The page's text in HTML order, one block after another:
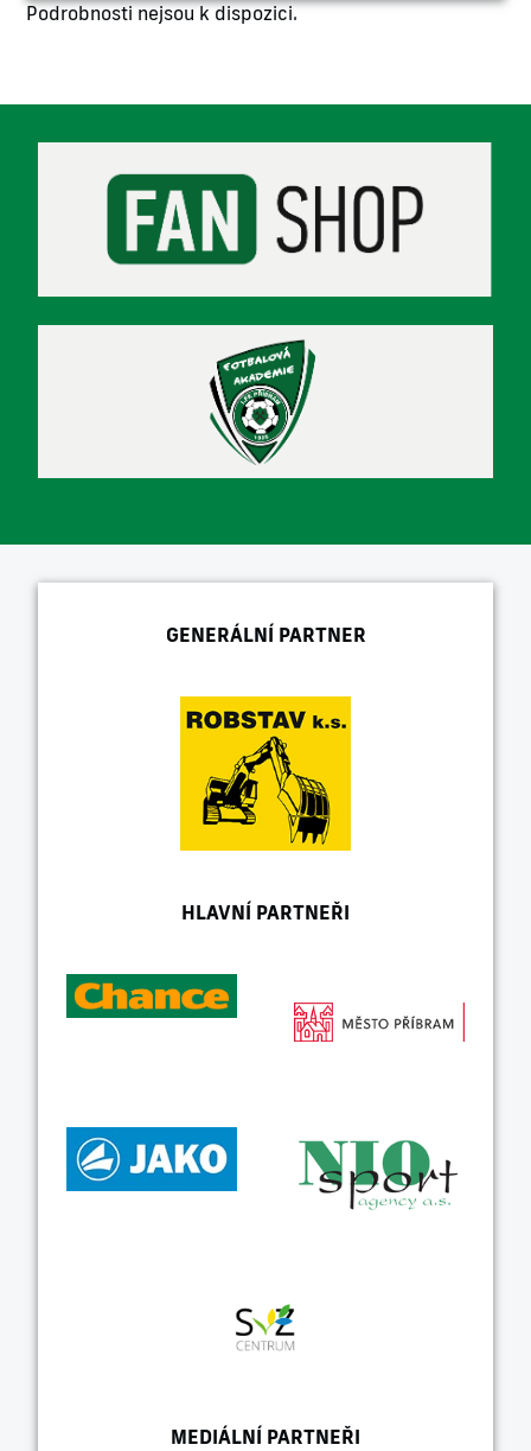
Podrobnosti nejsou k dispozici.
GENERÁLNÍ PARTNER
HLAVNÍ PARTNEŘI
MEDIÁLNÍ PARTNEŘI